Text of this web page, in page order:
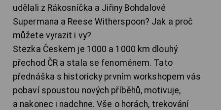
udělali z Rákosníčka a Jiřiny Bohdalové
Supermana a Reese Witherspoon? Jak a proč
můžete vyrazit i vy?
Stezka Českem je 1000 a 1000 km dlouhý
přechod ČR a stala se fenoménem. Tato
přednáška s historicky prvním workshopem vás
pobaví spoustou nových příběhů, motivuje,
a nakonec i nadchne. Vše o horách, trekování